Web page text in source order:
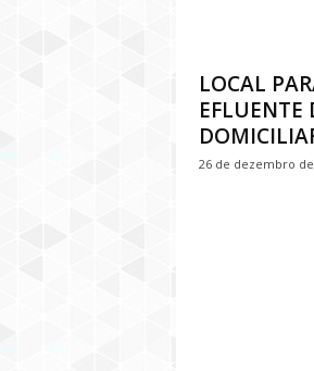
LOCAL
EFLUENTE
26 de dezembro de